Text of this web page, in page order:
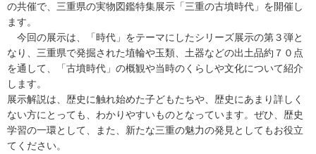
の共催で、三重県の実物図鑑特集展示「三重の古墳時代」を開催し
ます。
今回の展示は、「時代」をテーマにしたシリーズ展示の第３弾と
なり、三重県で発掘された埴輪や玉類、土器などの出土品約７０点
を通して、「古墳時代」の概観や当時のくらしや文化について紹介
します。
展示解説は、歴史に触れ始めた子どもたちや、歴史にあまり詳しく
ない方にとっても、わかりやすいものとなっています。ぜひ、歴史
学習の一環として、また、新たな三重の魅力の発見としてもお役立
てください。